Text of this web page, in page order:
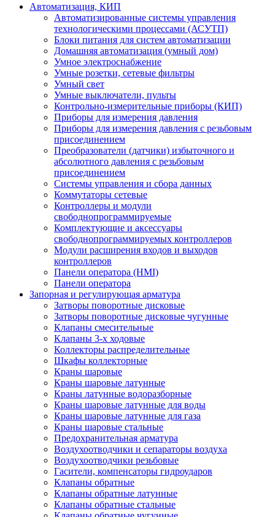
Автоматизация, КИП
Автоматизированные системы управления
технологическими процессами (АСУТП)
Блоки питания для систем автоматизации
Домашняя автоматизация (умный дом)
Умное электроснабжение
Умные розетки, сетевые фильтры
Умный свет
Умные выключатели, пульты
Контрольно-измерительные приборы (КИП)
Приборы для измерения давления
Приборы для измерения давления с резьбовым
присоединением
Преобразователи (датчики) избыточного и
абсолютного давления с резьбовым
присоединением
Системы управления и сбора данных
Коммутаторы сетевые
Контроллеры и модули
свободнопрограммируемые
Комплектующие и аксессуары
свободнопрограммируемых контроллеров
Модули расширения входов и выходов
контроллеров
Панели оператора (HMI)
Панели оператора
Запорная и регулирующая арматура
Затворы поворотные дисковые
Затворы поворотные дисковые чугунные
Клапаны смесительные
Клапаны 3-х ходовые
Коллекторы распределительные
Шкафы коллекторные
Краны шаровые
Краны шаровые латунные
Краны латунные водоразборные
Краны шаровые латунные для воды
Краны шаровые латунные для газа
Краны шаровые стальные
Предохранительная арматура
Воздухоотводчики и сепараторы воздуха
Воздухоотводчики резьбовые
Гасители, компенсаторы гидроударов
Клапаны обратные
Клапаны обратные латунные
Клапаны обратные стальные